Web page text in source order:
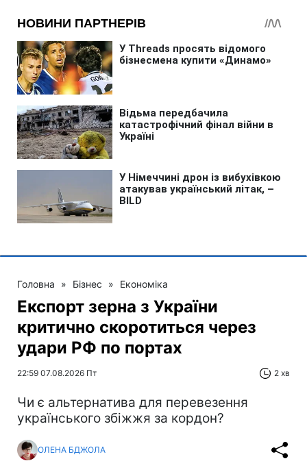
Головна » Бізнес » Економіка
Експорт зерна з України
критично скоротиться через
удари РФ по портах
22:59 07.08.2026 Пт 2 хв
Чи є альтернатива для перевезення
українського збіжжя за кордон?
ОЛЕНА БДЖОЛА